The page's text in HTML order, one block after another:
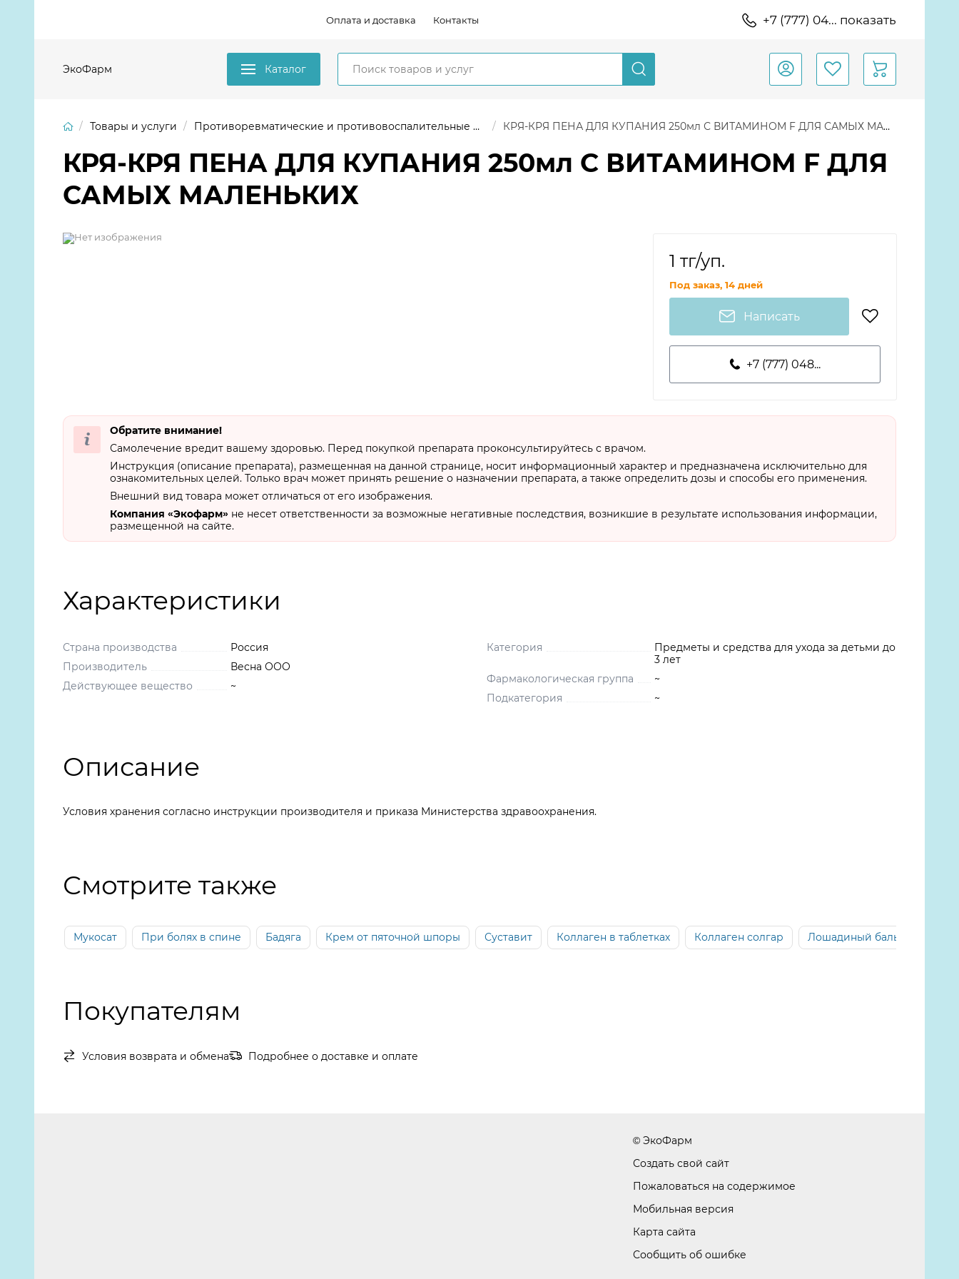
Оплата и доставка Контакты +7 (777) 04... показать
ЭкоФарм Каталог
Товары и услуги Противоревматические и противовоспалительные препараты КРЯ-КРЯ ПЕНА ДЛЯ КУПАНИЯ 250мл С ВИТАМИНОМ F ДЛЯ САМЫХ МАЛЕНЬКИХ
КРЯ-КРЯ ПЕНА ДЛЯ КУПАНИЯ 250мл С ВИТАМИНОМ F ДЛЯ
САМЫХ МАЛЕНЬКИХ
1 тг/уп.
Под заказ, 14 дней
Написать
+7 (777) 048...
Обратите внимание!
Самолечение вредит вашему здоровью. Перед покупкой препарата проконсультируйтесь с врачом.
Инструкция (описание препарата), размещенная на данной странице, носит информационный характер и предназначена исключительно для
ознакомительных целей. Только врач может принять решение о назначении препарата, а также определить дозы и способы его применения.
Внешний вид товара может отличаться от его изображения.
Компания «Экофарм» не несет ответственности за возможные негативные последствия, возникшие в результате использования информации,
размещенной на сайте.
Характеристики
Страна производства
Россия
Производитель
Весна ООО
Действующее вещество
~
Категория
Предметы и средства для ухода за детьми до
3 лет
Фармакологическая группа
~
Подкатегория
~
Описание
Условия хранения согласно инструкции производителя и приказа Министерства здравоохранения.
Смотрите также
Мукосат При болях в спине Бадяга Крем от пяточной шпоры Суставит Коллаген в таблетках Коллаген солгар Лошадиный бальзам
Покупателям
Условия возврата и обмена Подробнее о доставке и оплате
© ЭкоФарм
Создать свой сайт
Пожаловаться на содержимое
Мобильная версия
Карта сайта
Сообщить об ошибке